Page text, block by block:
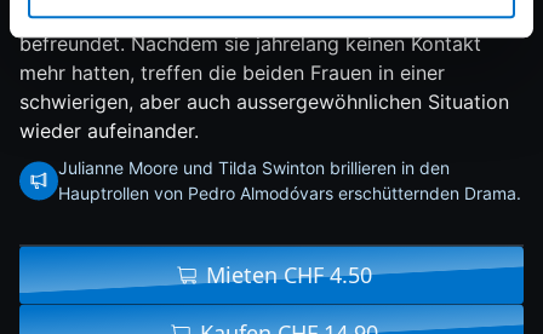
Mitarbeiterinnen derselben Zeitschrift eng miteinander
befreundet. Nachdem sie jahrelang keinen Kontakt
mehr hatten, treffen die beiden Frauen in einer
schwierigen, aber auch aussergewöhnlichen Situation
wieder aufeinander.
Julianne Moore und Tilda Swinton brillieren in den
Hauptrollen von Pedro Almodóvars erschütternden Drama.
Mieten CHF 4.50